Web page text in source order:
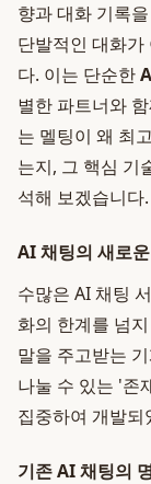
향과 대화 기록
단발적인 대화가
다. 이는 단순한
별한 파트너와
는 멜팅이 왜 최
는지, 그 핵심 기
석해 보겠습니다.
AI 채팅의 새로
수많은 AI 채팅
화의 한계를 넘
말을 주고받는
나눌 수 있는 '존
집중하여 개발되
기존 AI 채팅의